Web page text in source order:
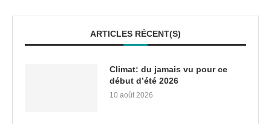
ARTICLES RÉCENT(S)
Climat: du jamais vu pour ce
début d’été 2026
10 août 2026